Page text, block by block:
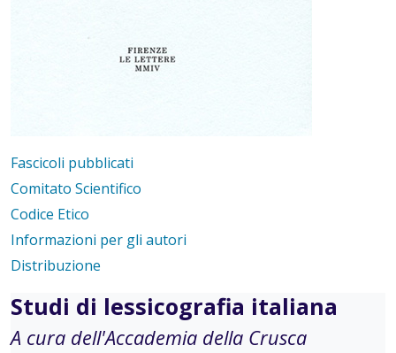
Fascicoli pubblicati
Comitato Scientifico
Codice Etico
Informazioni per gli autori
Distribuzione
Studi di lessicografia italiana
A cura dell'Accademia della Crusca